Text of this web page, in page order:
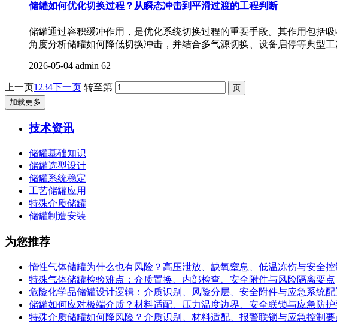
储罐如何优化切换过程？从瞬态冲击到平滑过渡的工程判断
储罐通过容积缓冲作用，是优化系统切换过程的重要手段。其作用包括
角度分析储罐如何降低切换冲击，并结合多气源切换、设备启停等典型
2026-05-04 admin 62
上一页1 234下一页 转至第
加载更多
技术资讯
储罐基础知识
储罐选型设计
储罐系统稳定
工艺储罐应用
特殊介质储罐
储罐制造安装
为您推荐
惰性气体储罐为什么也有风险？高压泄放、缺氧窒息、低温冻伤与安全控
特殊气体储罐检验难点：介质置换、内部检查、安全附件与风险隔离要点
危险化学品储罐设计逻辑：介质识别、风险分层、安全附件与应急系统配
储罐如何应对极端介质？材料适配、压力温度边界、安全联锁与应急防护
特殊介质储罐如何降风险？介质识别、材料适配、报警联锁与应急控制要